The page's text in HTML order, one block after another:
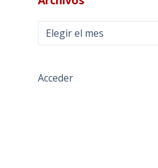
Archivos
Acceder